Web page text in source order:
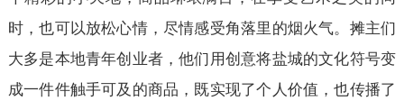
时，也可以放松心情，尽情感受角落里的烟火气。摊主们
大多是本地青年创业者，他们用创意将盐城的文化符号变
成一件件触手可及的商品，既实现了个人价值，也传播了